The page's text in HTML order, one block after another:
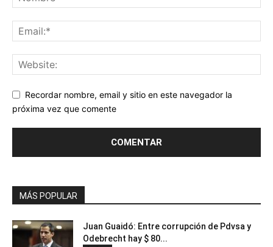
Recordar nombre, email y sitio en este navegador la
próxima vez que comente
MÁS POPULAR
Juan Guaidó: Entre corrupción de Pdvsa y
Odebrecht hay $ 80...